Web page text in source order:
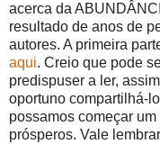
acerca da
resultado de anos de
autores. A primeira
aqui. Creio que pode
predispuser a ler,
oportuno compartilhá-
possamos começar
prósperos. Vale